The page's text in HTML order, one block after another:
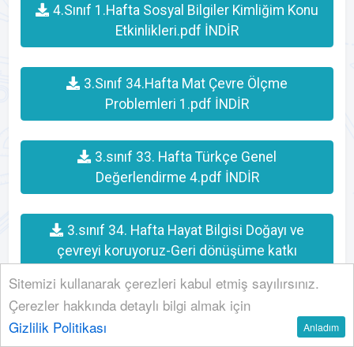
4.Sınıf 1.Hafta Sosyal Bilgiler Kimliğim Konu
Etkinlikleri.pdf İNDİR
3.Sınıf 34.Hafta Mat Çevre Ölçme
Problemleri 1.pdf İNDİR
3.sınıf 33. Hafta Türkçe Genel
Değerlendirme 4.pdf İNDİR
3.sınıf 34. Hafta Hayat Bilgisi Doğayı ve
çevreyi koruyoruz-Geri dönüşüme katkı
3.sınıf 35. Hafta Matematik Alan Ölçme
Sitemizi kullanarak çerezleri kabul etmiş sayılırsınız.
Çerezler hakkında detaylı bilgi almak için
Gizlilik Politikası
Anladım